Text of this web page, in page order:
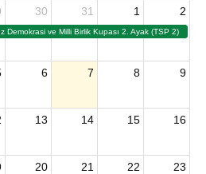
Demokrasi ve Milli Birlik Kupası 2. Ayak (TSP 2)
30 31 1 2
6 7 8 9
13 14 15 16
20 21 22 23